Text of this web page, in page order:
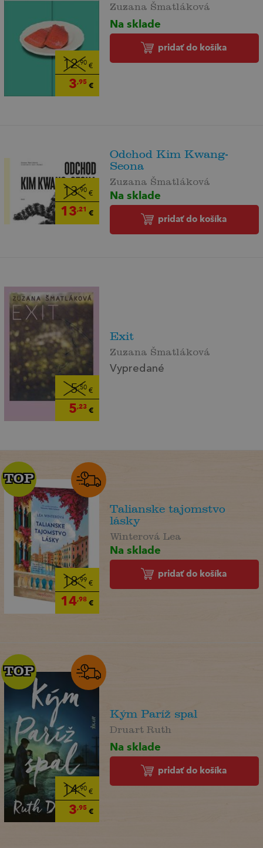
12,90€
3,95€
Zuzana Šmatláková
Na sklade
pridať do košíka
13,90€
13,21 €
Odchod Kim Kwang-
Seona
Zuzana Šmatláková
Na sklade
pridať do košíka
5,50€
5,23€
Exit
Zuzana Šmatláková
Vypredané
18,99 €
14,98€
TOP
TOP
Talianske tajomstvo
lásky
Winterová Lea
Na sklade
pridať do košíka
14,90€
3,95€
TOP
TOP
Kým Paríž spal
Druart Ruth
Na sklade
pridať do košíka